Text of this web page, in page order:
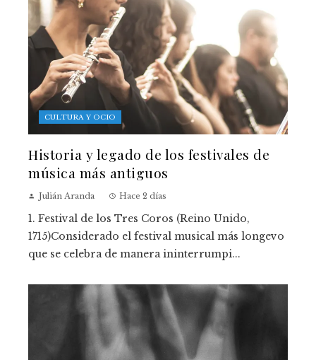
CULTURA Y OCIO
Historia y legado de los festivales de
música más antiguos
Julián Aranda Hace 2 días
1. Festival de los Tres Coros (Reino Unido,
1715)Considerado el festival musical más longevo
que se celebra de manera ininterrumpi...